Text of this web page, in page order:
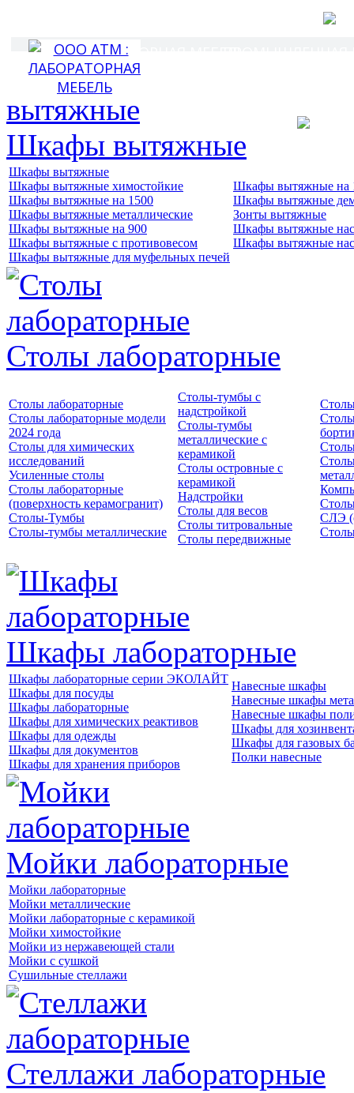
ЛАБОРАТОРНАЯ МЕБЕЛЬ
Шкафы вытяжные
Шкафы вытяжные
Шкафы вытяжные химостойкие
Шкафы вытяжные на 1500
Шкафы вытяжные металлические
Шкафы вытяжные на 900
Шкафы вытяжные с противовесом
Шкафы вытяжные для муфельных печей
Шкафы вытяжные на
Шкафы вытяжные
Зонты вытяжные
Шкафы вытяжные
Шкафы вытяжные
Столы лабораторные
Столы лабораторные
Столы лабораторные модели
2024 года
Столы для химических
исследований
Усиленные столы
Столы лабораторные
(поверхность керамогранит)
Столы-Тумбы
Столы-тумбы металлические
Столы-тумбы с
надстройкой
Столы-тумбы
металлические с
керамикой
Столы островные с
керамикой
Надстройки
Столы для весов
Столы титровальные
Столы передвижные
СЛЭ
Шкафы лабораторные
Шкафы лабораторные серии ЭКОЛАЙТ
Шкафы для посуды
Шкафы лабораторные
Шкафы для химических реактивов
Шкафы для одежды
Шкафы для документов
Шкафы для хранения приборов
Навесные шкафы
Навесные шкафы
Навесные шкафы
Шкафы для
Шкафы для газовых
Полки навесные
Мойки лабораторные
Мойки лабораторные
Мойки металлические
Мойки лабораторные с керамикой
Мойки химостойкие
Мойки из нержавеющей стали
Мойки с сушкой
Сушильные стеллажи
Стеллажи лабораторные